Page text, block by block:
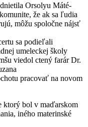
Orsolyu Máté-
že ak sa ľudia
môžu spoločne nájsť
sa podieľali
umeleckej školy
viedol ctený farár Dr.
pracovať na novom
ktorý bol v maďarskom
iného materinské